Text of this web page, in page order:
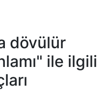
dövülür
ile ilgili